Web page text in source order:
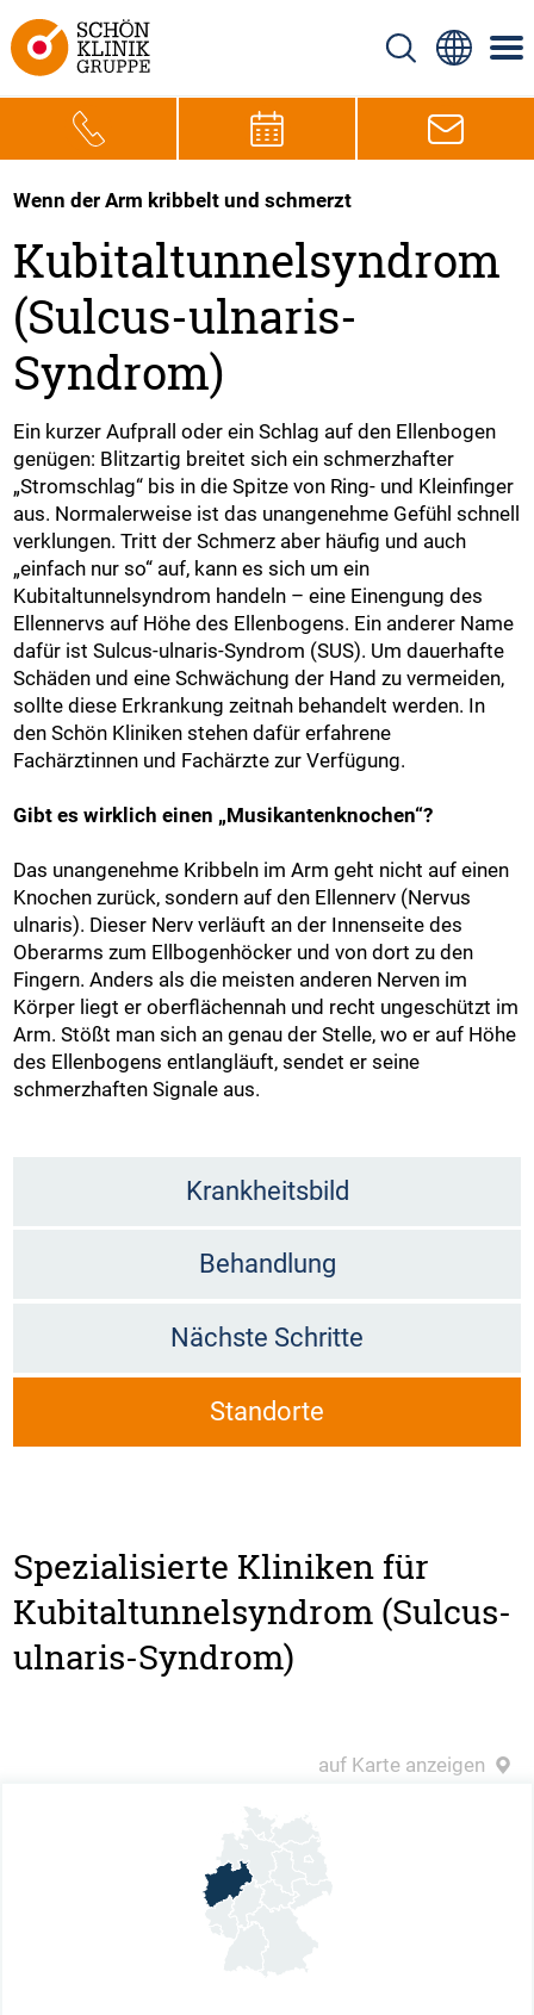
Wenn der Arm kribbelt und schmerzt
Kubitaltunnelsyndrom
(Sulcus-ulnaris-
Syndrom)
Ein kurzer Aufprall oder ein Schlag auf den Ellenbogen
genügen: Blitzartig breitet sich ein schmerzhafter
„Stromschlag“ bis in die Spitze von Ring- und Kleinfinger
aus. Normalerweise ist das unangenehme Gefühl schnell
verklungen. Tritt der Schmerz aber häufig und auch
„einfach nur so“ auf, kann es sich um ein
Kubitaltunnelsyndrom handeln – eine Einengung des
Ellennervs auf Höhe des Ellenbogens. Ein anderer Name
dafür ist Sulcus-ulnaris-Syndrom (SUS). Um dauerhafte
Schäden und eine Schwächung der Hand zu vermeiden,
sollte diese Erkrankung zeitnah behandelt werden. In
den Schön Kliniken stehen dafür erfahrene
Fachärztinnen und Fachärzte zur Verfügung.
Gibt es wirklich einen „Musikantenknochen“?
Das unangenehme Kribbeln im Arm geht nicht auf einen
Knochen zurück, sondern auf den Ellennerv (Nervus
ulnaris). Dieser Nerv verläuft an der Innenseite des
Oberarms zum Ellbogenhöcker und von dort zu den
Fingern. Anders als die meisten anderen Nerven im
Körper liegt er oberflächennah und recht ungeschützt im
Arm. Stößt man sich an genau der Stelle, wo er auf Höhe
des Ellenbogens entlangläuft, sendet er seine
schmerzhaften Signale aus.
Krankheitsbild
Behandlung
Nächste Schritte
Standorte
Spezialisierte Kliniken für
Kubitaltunnelsyndrom (Sulcus-
ulnaris-Syndrom)
auf Karte anzeigen